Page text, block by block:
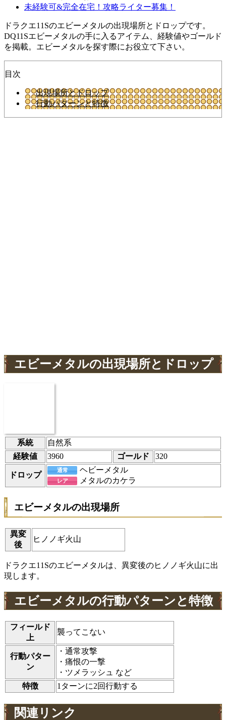
未経験可&完全在宅！攻略ライター募集！
ドラクエ11Sのエビーメタルの出現場所とドロップです。
DQ11Sエビーメタルの手に入るアイテム、経験値やゴールド
を掲載。エビーメタルを探す際にお役立て下さい。
目次
出現場所とドロップ
行動パターンと特徴
エビーメタルの出現場所とドロップ
系統
自然系
経験値
3960 ゴールド 320
ドロップ
通常 ヘビーメタル
レア メタルのカケラ
エビーメタルの出現場所
異変
後
ヒノノギ火山
ドラクエ11Sのエビーメタルは、異変後のヒノノギ火山に出
現します。
エビーメタルの行動パターンと特徴
フィールド
上
襲ってこない
行動パター
ン
・通常攻撃
・痛恨の一撃
・ツメラッシュ など
特徴
1ターンに2回行動する
関連リンク